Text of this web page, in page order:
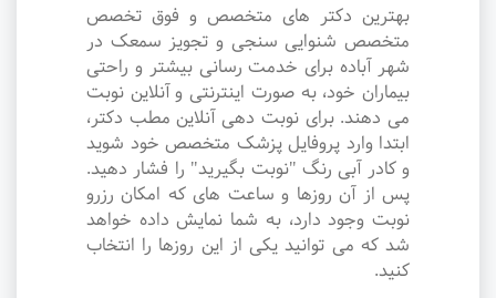
بهترین دکتر های متخصص و فوق تخصص
متخصص شنوایی سنجی و تجویز سمعک در
شهر آباده برای خدمت رسانی بیشتر و راحتی
بیماران خود، به صورت اینترنتی و آنلاین نوبت
می دهند. برای نوبت دهی آنلاین مطب دکتر،
ابتدا وارد پروفایل پزشک متخصص خود شوید
و کادر آبی رنگ "نوبت بگیرید" را فشار دهید.
پس از آن روزها و ساعت های که امکان رزرو
نوبت وجود دارد، به شما نمایش داده خواهد
شد که می توانید یکی از این روزها را انتخاب
کنید.